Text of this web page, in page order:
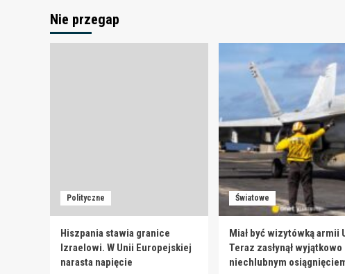
Nie przegap
Polityczne
Hiszpania stawia granice
Izraelowi. W Unii Europejskiej
narasta napięcie
Światowe
Miał być wizytówką armii
Teraz zasłynął wyjątkowo
niechlubnym